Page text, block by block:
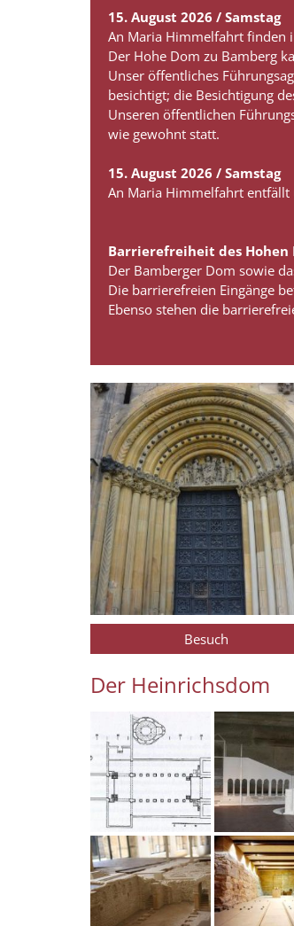
15. August 2026 / Samstag
An Maria Himmelfahrt finden
Der Hohe Dom zu Bamberg
Unser öffentliches
besichtigt; die Besichtigung
Unseren öffentlichen
wie gewohnt statt.
15. August 2026 / Samstag
An Maria Himmelfahrt
Barrierefreiheit des Hohen
Der Bamberger Dom sowie
Die barrierefreien Eingänge
Ebenso stehen die
Besuch
Der Heinrichsdom